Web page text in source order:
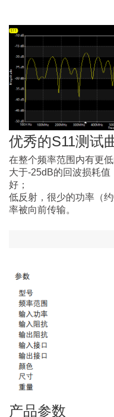
优秀的S11测试
在整个频率范围内有更低
大于-25dB的回波损耗值
好；
低反射，很少的功率（
率被向前传输。
产品参数